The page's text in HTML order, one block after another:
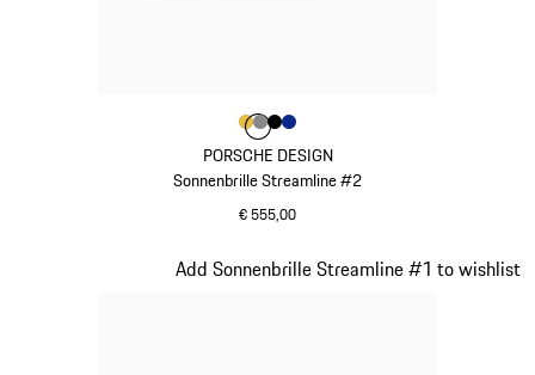
PORSCHE DESIGN
Sonnenbrille Streamline #2
€ 555,00
Farbe
Farbegold
Farbe
FarbeFarbe
Add Sonnenbrille Streamline #1 to wishlist